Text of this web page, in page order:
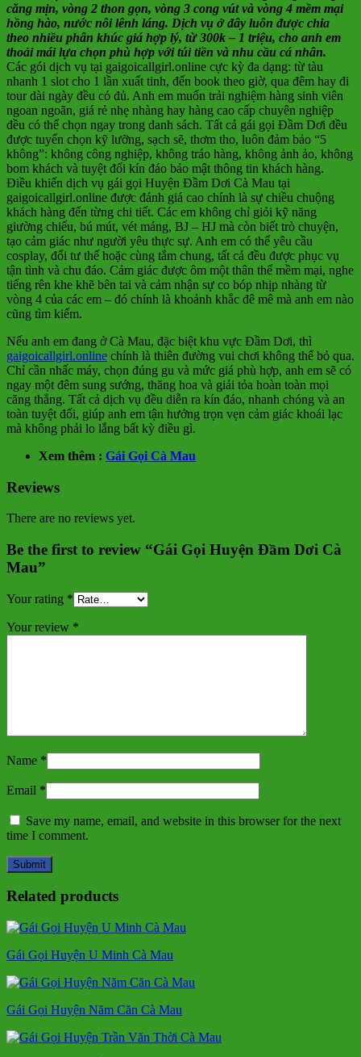
căng mịn, vòng 2 thon gọn, vòng 3 cong vút và vòng 4 mềm mại
hồng hào, nước nôi lênh láng. Dịch vụ ở đây luôn được chia
theo nhiều phân khúc giá hợp lý, từ 300k – 1 triệu, cho anh em
thoải mái lựa chọn phù hợp với túi tiền và nhu cầu cá nhân.
Các gói dịch vụ tại gaigoicallgirl.online cực kỳ đa dạng: từ tàu
nhanh 1 slot cho 1 lần xuất tinh, đến book theo giờ, qua đêm hay đi
tour dài ngày đều có đủ. Anh em muốn trải nghiệm hàng sinh viên
ngoan ngoãn, giá rẻ nhẹ nhàng hay hàng cao cấp chuyên nghiệp
đều có thể chọn ngay trong danh sách. Tất cả gái gọi Đầm Dơi đều
được tuyển chọn kỹ lưỡng, sạch sẽ, thơm tho, luôn đảm bảo “5
không”: không công nghiệp, không tráo hàng, không ảnh ảo, không
bom khách và tuyệt đối kín đáo bảo mật thông tin khách hàng.
Điều khiến dịch vụ gái gọi Huyện Đầm Dơi Cà Mau tại
gaigoicallgirl.online được đánh giá cao chính là sự chiều chuộng
khách hàng đến từng chi tiết. Các em không chỉ giỏi kỹ năng
giường chiếu, bú mút, vét máng, BJ – HJ mà còn biết trò chuyện,
tạo cảm giác như người yêu thực sự. Anh em có thể yêu cầu
cosplay, đổi tư thế hoặc cùng tắm chung, tất cả đều được phục vụ
tận tình và chu đáo. Cảm giác được ôm một thân thể mềm mại, nghe
tiếng rên khe khẽ bên tai và cảm nhận sự co bóp nhịp nhàng từ
vòng 4 của các em – đó chính là khoảnh khắc đê mê mà anh em nào
cũng tìm kiếm.
Nếu anh em đang ở Cà Mau, đặc biệt khu vực Đầm Dơi, thì
gaigoicallgirl.online chính là thiên đường vui chơi không thể bỏ qua.
Chỉ cần nhấc máy, chọn đúng gu và mức giá phù hợp, anh em sẽ có
ngay một đêm sung sướng, thăng hoa và giải tỏa hoàn toàn mọi
căng thẳng. Tất cả dịch vụ đều diễn ra kín đáo, nhanh chóng và an
toàn tuyệt đối, giúp anh em tận hưởng trọn vẹn cảm giác khoái lạc
mà không phải lo lắng bất kỳ điều gì.
Xem thêm : Gái Gọi Cà Mau
Reviews
There are no reviews yet.
Be the first to review “Gái Gọi Huyện Đầm Dơi Cà
Mau”
Your rating *
Your review *
Name *
Email *
Save my name, email, and website in this browser for the next
time I comment.
Related products
Gái Gọi Huyện U Minh Cà Mau
Gái Gọi Huyện Năm Căn Cà Mau